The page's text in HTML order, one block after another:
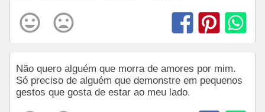
Não quero alguém que morra de amores por mim.
Só preciso de alguém que demonstre em pequenos
gestos que gosta de estar ao meu lado.